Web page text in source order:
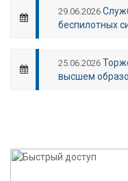
29.06.2026
беспилотных
25.06.2026
высшем